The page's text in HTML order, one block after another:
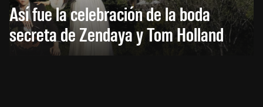
Así fue la celebración de la boda
secreta de Zendaya y Tom Holland